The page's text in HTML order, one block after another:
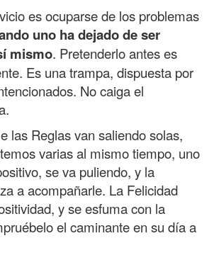
es ocuparse de los problemas
uno ha dejado de ser
mismo. Pretenderlo antes es
Es una trampa, dispuesta por
No caiga el
las Reglas van saliendo solas,
varias al mismo tiempo, uno
se va puliendo, y la
a acompañarle. La Felicidad
y se esfuma con la
el caminante en su día a